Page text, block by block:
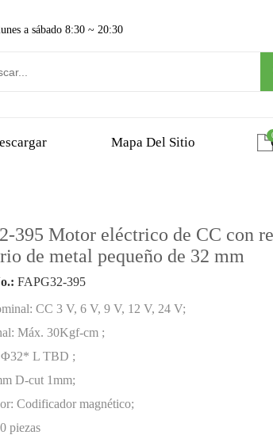
a sábado 8:30 ~ 20:30
Mapa Del Sitio
395 Motor eléctrico de CC con
de metal pequeño de 32 mm
FAPG32-395
CC 3 V, 6 V, 9 V, 12 V, 24 V;
Máx. 30Kgf-cm ;
Φ32* L TBD ;
D-cut 1mm;
Codificador magnético;
piezas